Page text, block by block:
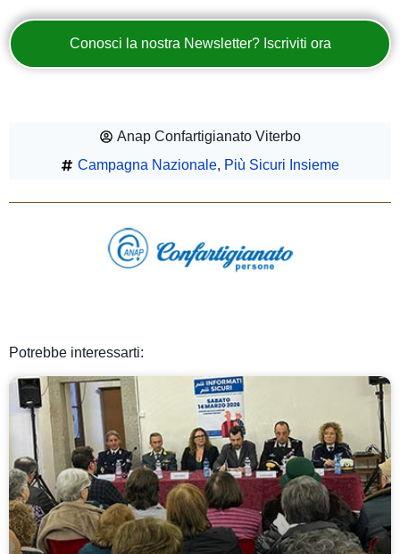
Conosci la nostra Newsletter? Iscriviti ora
Anap Confartigianato Viterbo
Campagna Nazionale, Più Sicuri Insieme
Potrebbe interessarti: